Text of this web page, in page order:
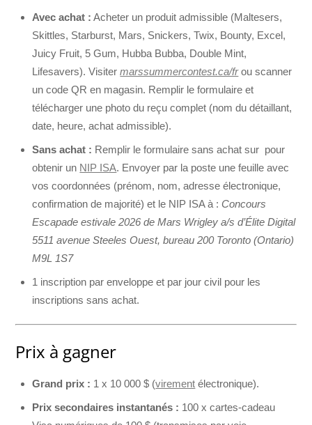
Avec achat : Acheter un produit admissible (Maltesers,
Skittles, Starburst, Mars, Snickers, Twix, Bounty, Excel,
Juicy Fruit, 5 Gum, Hubba Bubba, Double Mint,
Lifesavers). Visitermarssummercontest.ca/frou scanner
un code QR en magasin. Remplir le formulaire et
télécharger une photo du reçu complet (nom du détaillant,
date, heure, achat admissible).
Sans achat : Remplir le formulaire sans achat sur pour
obtenir un NIP ISA. Envoyer par la poste une feuille avec
vos coordonnées (prénom, nom, adresse électronique,
confirmation de majorité) et le NIP ISA à : Concours
Escapade estivale 2026 de Mars Wrigley a/s d’Élite Digital
5511 avenue Steeles Ouest, bureau 200 Toronto (Ontario)
M9L 1S7
1 inscription par enveloppe et par jour civil pour les
inscriptions sans achat.
Prix à gagner
Grand prix : 1 x 10 000 $ (virement électronique).
Prix secondaires instantanés : 100 x cartes-cadeau